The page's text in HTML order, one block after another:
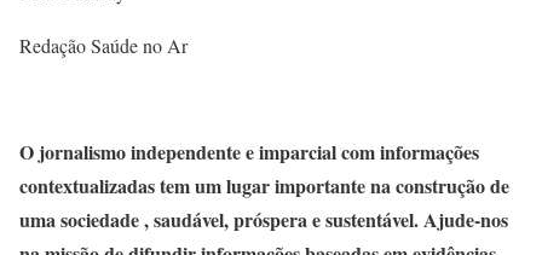
Redação Saúde no Ar
O jornalismo independente e imparcial com informações
contextualizadas tem um lugar importante na construção de
uma sociedade , saudável, próspera e sustentável. Ajude-nos